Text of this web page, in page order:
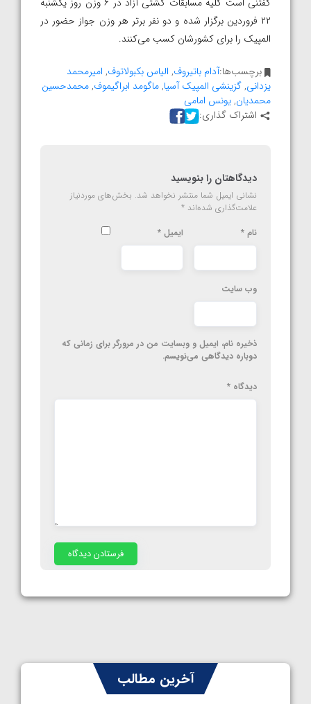
۲۲ فروردین برگزار شده و دو نفر برتر هر وزن جواز حضور در
المپیک را برای کشورشان کسب می‌کنند.
برچسب‌ها:آدام باتیروف, الیاس بکبولاتوف, امیرمحمد
یزدانی,گزینشی المپیک آسیا,ماگومد ابراگیموف,محمدحسین
محمدیان,یونس امامی
اشتراک گذاری:
دیدگاهتان را بنویسید
نشانی ایمیل شما منتشر نخواهد شد. بخش‌های موردنیاز
علامت‌گذاری شده‌اند *
نام * ایمیل *
وب‌ سایت
ذخیره نام، ایمیل و وبسایت من در مرورگر برای زمانی که
دوباره دیدگاهی می‌نویسم.
دیدگاه *
آخرین مطالب